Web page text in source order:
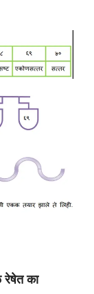
रेषेत का